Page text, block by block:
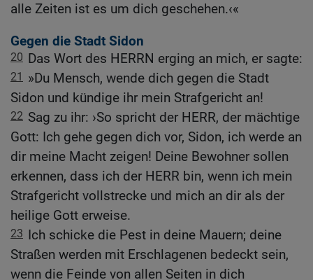
alle Zeiten ist es um dich geschehen.‹«
Gegen die Stadt Sidon
20 Das Wort des HERRN erging an mich, er sagte:
21 »Du Mensch, wende dich gegen die Stadt
Sidon und kündige ihr mein Strafgericht an!
22 Sag zu ihr: ›So spricht der HERR, der mächtige
Gott: Ich gehe gegen dich vor, Sidon, ich werde an
dir meine Macht zeigen! Deine Bewohner sollen
erkennen, dass ich der HERR bin, wenn ich mein
Strafgericht vollstrecke und mich an dir als der
heilige Gott erweise.
23 Ich schicke die Pest in deine Mauern; deine
Straßen werden mit Erschlagenen bedeckt sein,
wenn die Feinde von allen Seiten in dich